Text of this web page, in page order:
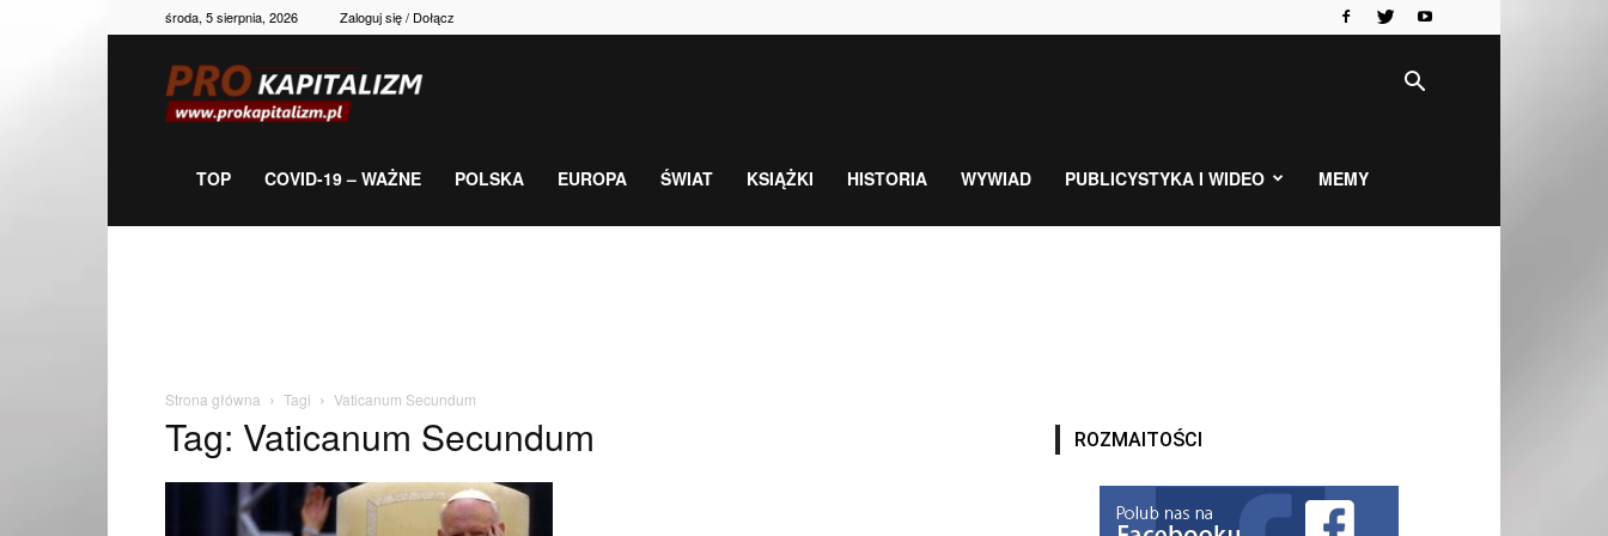
środa, 5 sierpnia, 2026 Zaloguj się / Dołącz
gospodarka,
TOP COVID-19 – WAŻNE POLSKA EUROPA ŚWIAT KSIĄŻKI HISTORIA WYWIAD PUBLICYSTYKA I WIDEO MEMY
Strona główna Tagi Vaticanum Secundum
Tag: Vaticanum Secundum ROZMAITOŚCI